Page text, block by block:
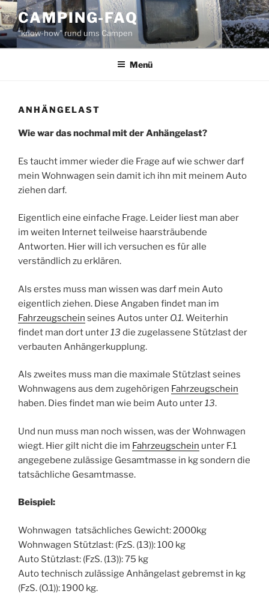
Zum
Inhalt
springen
CAMPING-FAQ
"know-how" rund ums Campen
Menü
ANHÄNGELAST
Wie war das nochmal mit der Anhängelast?
Es taucht immer wieder die Frage auf wie schwer darf
mein Wohnwagen sein damit ich ihn mit meinem Auto
ziehen darf.
Eigentlich eine einfache Frage. Leider liest man aber
im weiten Internet teilweise haarsträubende
Antworten. Hier will ich versuchen es für alle
verständlich zu erklären.
Als erstes muss man wissen was darf mein Auto
eigentlich ziehen. Diese Angaben findet man im
Fahrzeugschein seines Autos unter O.1. Weiterhin
findet man dort unter 13 die zugelassene Stützlast der
verbauten Anhängerkupplung.
Als zweites muss man die maximale Stützlast seines
Wohnwagens aus dem zugehörigen Fahrzeugschein
haben. Dies findet man wie beim Auto unter13.
Und nun muss man noch wissen, was der Wohnwagen
wiegt. Hier gilt nicht die im Fahrzeugschein unter F.1
angegebene zulässige Gesamtmasse in kg sondern die
tatsächliche Gesamtmasse.
Beispiel:
Wohnwagen tatsächliches Gewicht: 2000kg
Wohnwagen Stützlast: (FzS. (13)): 100 kg
Auto Stützlast: (FzS. (13)): 75 kg
Auto technisch zulässige Anhängelast gebremst in kg
(FzS. (O.1)): 1900 kg.